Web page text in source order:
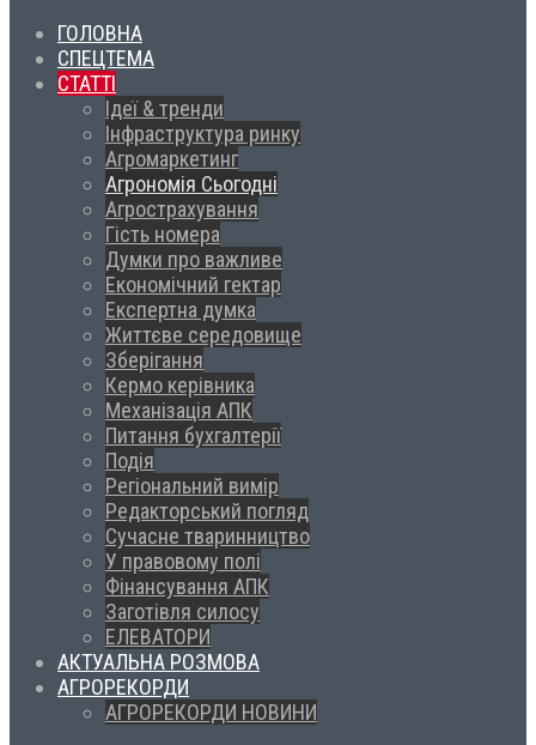
ГОЛОВНА
СПЕЦТЕМА
СТАТТІ
Ідеї & тренди
Інфраструктура ринку
Агромаркетинг
Агрономія Сьогодні
Агрострахування
Гість номера
Думки про важливе
Економічний гектар
Експертна думка
Життєве середовище
Зберігання
Кермо керівника
Механізація АПК
Питання бухгалтерії
Подія
Регіональний вимір
Редакторський погляд
Сучасне тваринництво
У правовому полі
Фінансування АПК
Заготівля силосу
ЕЛЕВАТОРИ
АКТУАЛЬНА РОЗМОВА
АГРОРЕКОРДИ
АГРОРЕКОРДИ НОВИНИ